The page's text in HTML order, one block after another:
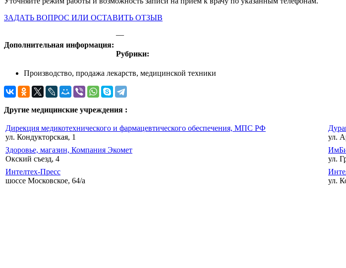
ЗАДАТЬ ВОПРОС ИЛИ ОСТАВИТЬ ОТЗЫВ
Дополнительная информация:
—
Рубрики:
Производство, продажа лекарств, медицинской техники
Другие медицинские учреждения :
Дирекция медикотехнического и фармацевтического обеспечения, МПС РФ
ул. Кондукторская, 1
ул.
Здоровье, магазин, Компания Экомет
Окский съезд, 4
ул.
Интелтех-Пресс
шоссе Московское, 64/а
ул.